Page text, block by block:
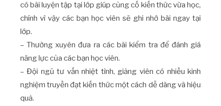
có bài luyện tập tại lớp giúp củng cố kiến thức vừa học,
chính vì vậy các bạn học viên sẽ ghi nhớ bài ngay tại
lớp.
– Thường xuyên đưa ra các bài kiểm tra để đánh giá
năng lực của các bạn học viên.
– Đội ngũ tư vấn nhiệt tình, giảng viên có nhiều kinh
nghiệm truyền đạt kiến thức một cách dễ dàng và hiệu
quả.